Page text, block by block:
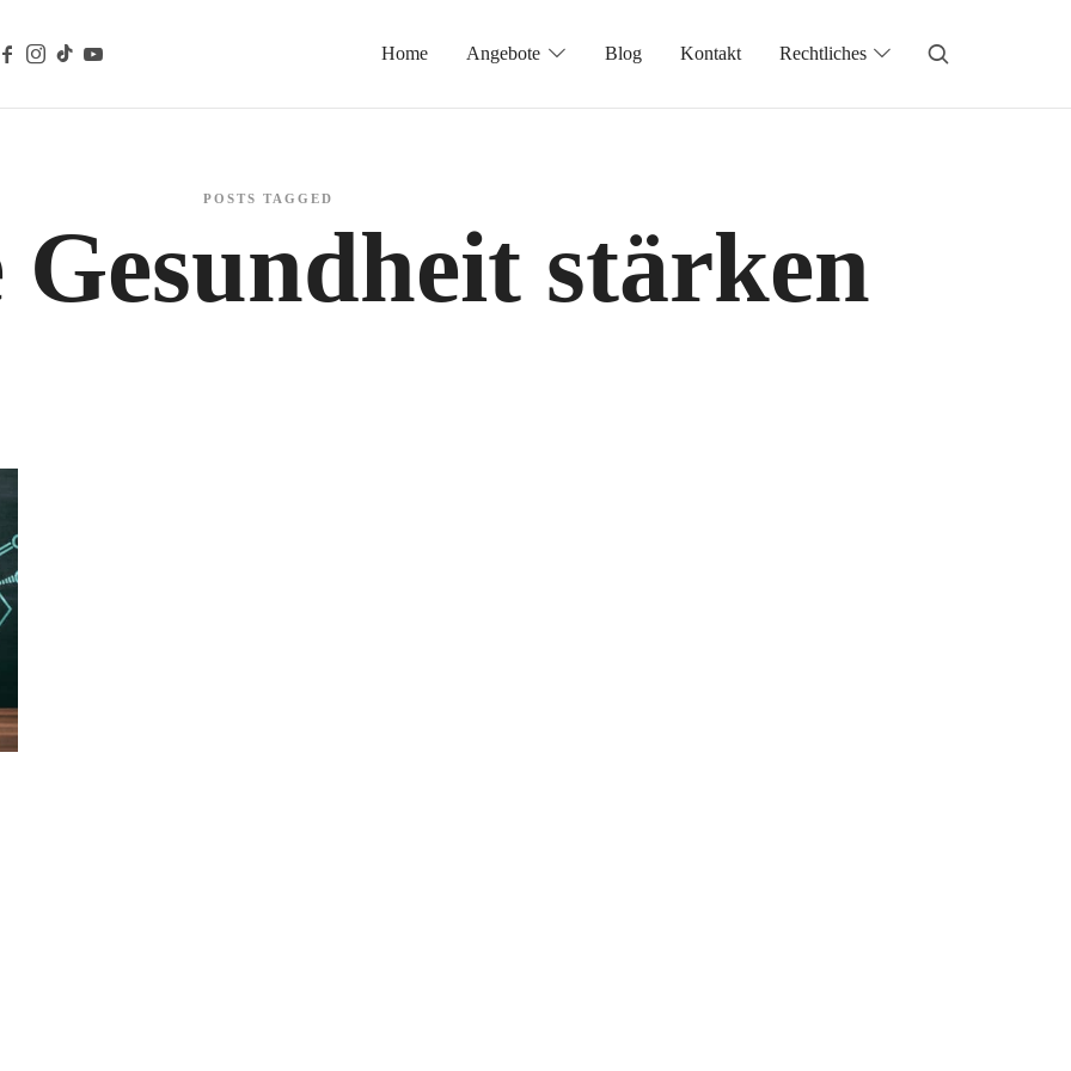
Home Angebote Blog Kontakt Rechtliches
POSTS TAGGED
Gesundheit stärken